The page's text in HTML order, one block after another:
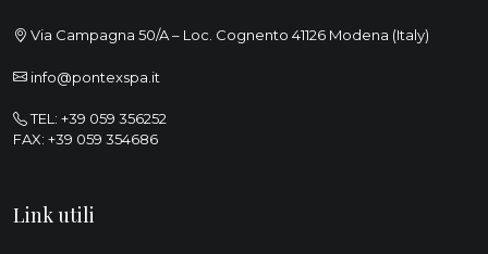
Via Campagna 50/A – Loc. Cognento 41126 Modena (Italy)
info@pontexspa.it
TEL: +39 059 356252
FAX: +39 059 354686
Link utili